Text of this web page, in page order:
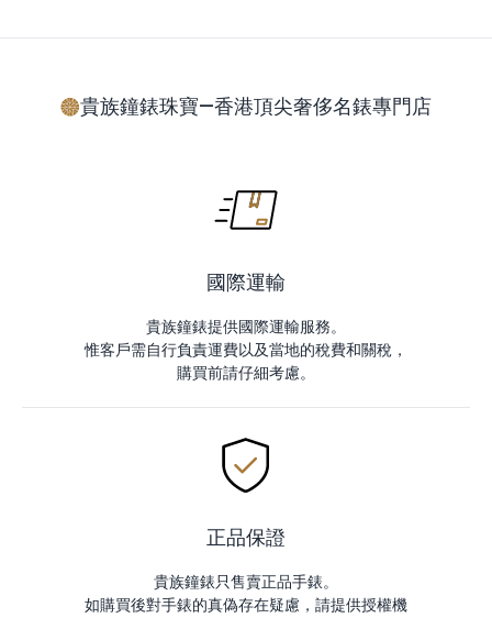
貴族鐘錶珠寶—香港頂尖奢侈名錶專門店
國際運輸
貴族鐘錶提供國際運輸服務。
惟客戶需自行負責運費以及當地的稅費和關稅，
購買前請仔細考慮。
正品保證
貴族鐘錶只售賣正品手錶。
如購買後對手錶的真偽存在疑慮，請提供授權機